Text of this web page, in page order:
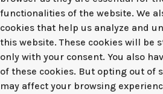
functionalities of the website. We
cookies that help us analyze and
this website. These cookies will be
only with your consent. You also
of these cookies. But opting out of
may affect your browsing